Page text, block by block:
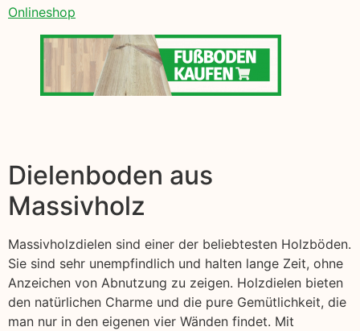
Onlineshop
Dielenboden aus
Massivholz
Massivholzdielen sind einer der beliebtesten Holzböden.
Sie sind sehr unempfindlich und halten lange Zeit, ohne
Anzeichen von Abnutzung zu zeigen. Holzdielen bieten
den natürlichen Charme und die pure Gemütlichkeit, die
man nur in den eigenen vier Wänden findet. Mit